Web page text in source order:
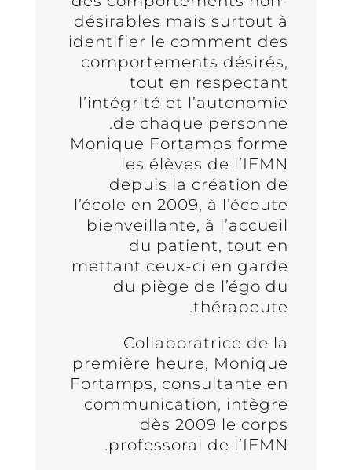
désirables mais surtout à
identifier le comment des
comportements désirés,
tout en respectant
l’intégrité et l’autonomie
de chaque personne.
Monique Fortamps forme
les élèves de l’IEMN
depuis la création de
l’école en 2009, à l’écoute
bienveillante, à l’accueil
du patient, tout en
mettant ceux-ci en garde
du piège de l’égo du
thérapeute.
Collaboratrice de la
première heure, Monique
Fortamps, consultante en
communication, intègre
dès 2009 le corps
professoral de l’IEMN.